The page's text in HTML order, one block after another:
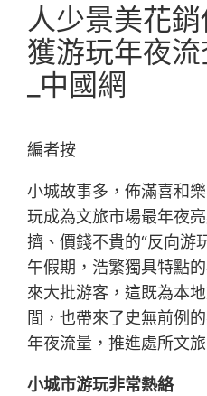
人少景美花
獲游玩年夜
_中國網
編者按
小城故事多，佈滿喜和
玩成為文旅市場最年夜
擠、價錢不貴的“反向游
午假期，浩繁獨具特點
來大批游客，這既為本
間，也帶來了史無前例
年夜流量，推進處所文
小城市游玩非常熱絡